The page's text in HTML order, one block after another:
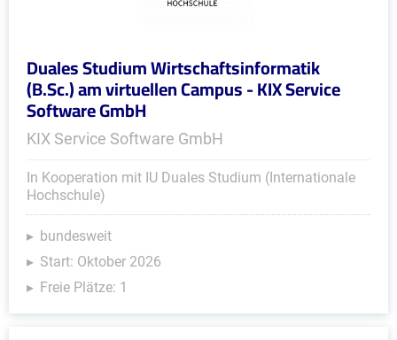
Duales Studium Wirtschaftsinformatik
(B.Sc.) am virtuellen Campus - KIX Service
Software GmbH
KIX Service Software GmbH
In Kooperation mit IU Duales Studium (Internationale
Hochschule)
bundesweit
Start: Oktober 2026
Freie Plätze: 1